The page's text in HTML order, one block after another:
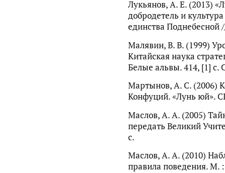
Лукьянов, А. Е. (2013)
добродетель и
единства
Малявин, В. В. (1999)
Китайская наука
Белые альвы. 414, [1] с.
Мартынов, А. С. (2006)
Конфуций. «Лунь юй».
Маслов, А. А. (2005)
передать Великий
с.
Маслов, А. А. (2010)
правила поведения. М.